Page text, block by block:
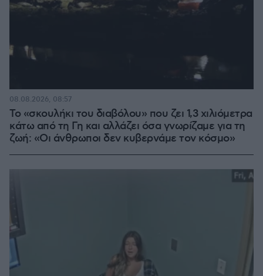
Το «σκουλήκι του διαβόλου» που ζει 1,3 χιλιόμετρα
κάτω από τη Γη και αλλάζει όσα γνωρίζαμε για τη
ζωή: «Οι άνθρωποι δεν κυβερνάμε τον κόσμο»
08.08.2026, 08:57